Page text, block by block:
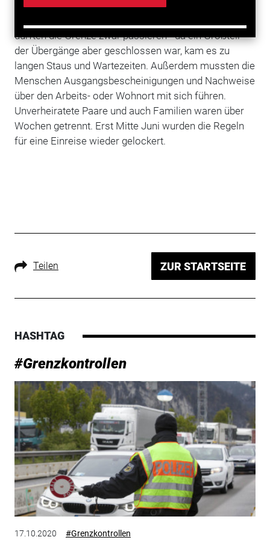
zu den Nachbarländern kam es zu Chaos.
durften die Grenze zwar passieren - da ein Großteil
der Übergänge aber geschlossen war, kam es zu
langen Staus und Wartezeiten. Außerdem mussten die
Menschen Ausgangsbescheinigungen und Nachweise
über den Arbeits- oder Wohnort mit sich führen.
Unverheiratete Paare und auch Familien waren über
Wochen getrennt. Erst Mitte Juni wurden die Regeln
für eine Einreise wieder gelockert.
Teilen ZUR STARTSEITE
HASHTAG
#Grenzkontrollen
17.10.2020 #Grenzkontrollen